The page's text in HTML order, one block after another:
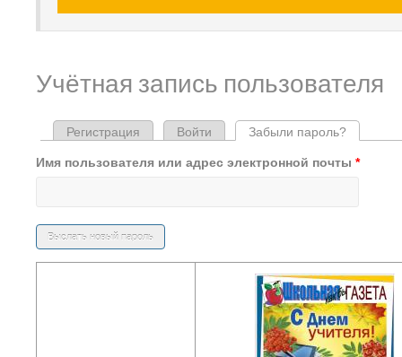
Учётная запись пользователя
Главные вкладки
Регистрация Войти Забыли пароль?
Имя пользователя или адрес электронной почты *